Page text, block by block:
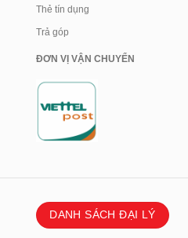
Thẻ tín dụng
Trả góp
ĐƠN VỊ VẬN CHUYỂN
DANH SÁCH ĐẠI LÝ